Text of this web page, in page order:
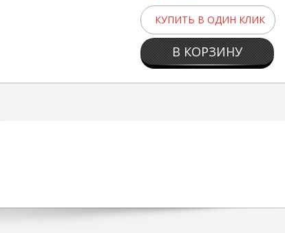
КУПИТЬ В ОДИН КЛИК
В КОРЗИНУ